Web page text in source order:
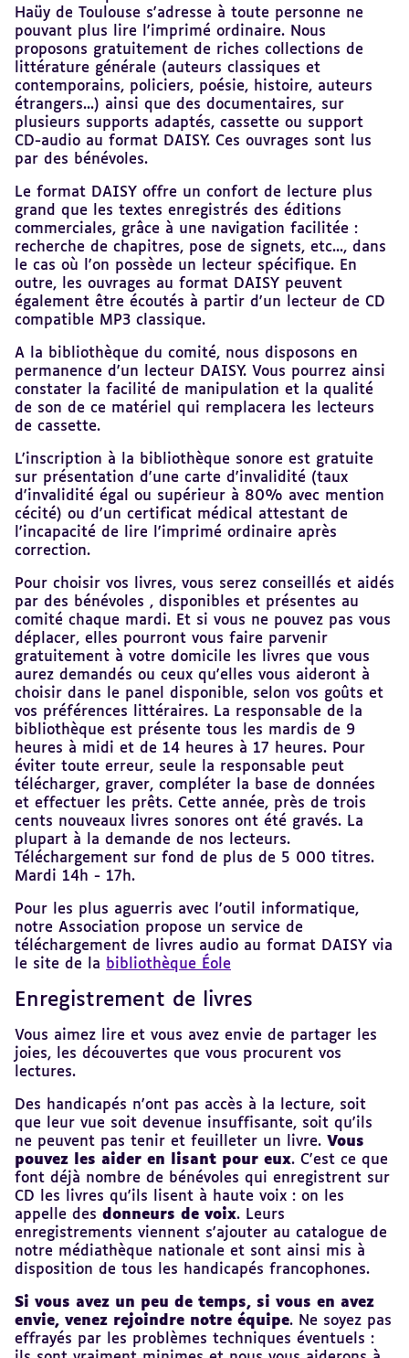
Haüy de Toulouse s'adresse à toute personne ne
pouvant plus lire l'imprimé ordinaire. Nous
proposons gratuitement de riches collections de
littérature générale (auteurs classiques et
contemporains, policiers, poésie, histoire, auteurs
étrangers...) ainsi que des documentaires, sur
plusieurs supports adaptés, cassette ou support
CD-audio au format DAISY. Ces ouvrages sont lus
par des bénévoles.
Le format DAISY offre un confort de lecture plus
grand que les textes enregistrés des éditions
commerciales, grâce à une navigation facilitée :
recherche de chapitres, pose de signets, etc..., dans
le cas où l'on possède un lecteur spécifique. En
outre, les ouvrages au format DAISY peuvent
également être écoutés à partir d'un lecteur de CD
compatible MP3 classique.
A la bibliothèque du comité, nous disposons en
permanence d'un lecteur DAISY. Vous pourrez ainsi
constater la facilité de manipulation et la qualité
de son de ce matériel qui remplacera les lecteurs
de cassette.
L'inscription à la bibliothèque sonore est gratuite
sur présentation d'une carte d'invalidité (taux
d'invalidité égal ou supérieur à 80% avec mention
cécité) ou d'un certificat médical attestant de
l'incapacité de lire l'imprimé ordinaire après
correction.
Pour choisir vos livres, vous serez conseillés et aidés
par des bénévoles , disponibles et présentes au
comité chaque mardi. Et si vous ne pouvez pas vous
déplacer, elles pourront vous faire parvenir
gratuitement à votre domicile les livres que vous
aurez demandés ou ceux qu'elles vous aideront à
choisir dans le panel disponible, selon vos goûts et
vos préférences littéraires. La responsable de la
bibliothèque est présente tous les mardis de 9
heures à midi et de 14 heures à 17 heures. Pour
éviter toute erreur, seule la responsable peut
télécharger, graver, compléter la base de données
et effectuer les prêts. Cette année, près de trois
cents nouveaux livres sonores ont été gravés. La
plupart à la demande de nos lecteurs.
Téléchargement sur fond de plus de 5 000 titres.
Mardi 14h - 17h.
Pour les plus aguerris avec l'outil informatique,
notre Association propose un service de
téléchargement de livres audio au format DAISY via
le site de la bibliothèque Éole
Enregistrement de livres
Vous aimez lire et vous avez envie de partager les
joies, les découvertes que vous procurent vos
lectures.
Des handicapés n'ont pas accès à la lecture, soit
que leur vue soit devenue insuffisante, soit qu'ils
ne peuvent pas tenir et feuilleter un livre. Vous
pouvez les aider en lisant pour eux. C'est ce que
font déjà nombre de bénévoles qui enregistrent sur
CD les livres qu'ils lisent à haute voix : on les
appelle des donneurs de voix. Leurs
enregistrements viennent s'ajouter au catalogue de
notre médiathèque nationale et sont ainsi mis à
disposition de tous les handicapés francophones.
Si vous avez un peu de temps, si vous en avez
envie, venez rejoindre notre équipe. Ne soyez pas
effrayés par les problèmes techniques éventuels :
Revenir
sommaire